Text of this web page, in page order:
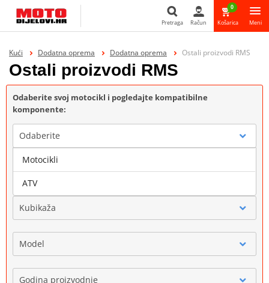
Pretraga
Pretraga Račun
0
Košarica Meni
Kući Dodatna oprema Dodatna oprema Ostali proizvodi RMS
Ostali proizvodi RMS
Odaberite svoj motocikl i pogledajte kompatibilne
komponente:
Odaberite
Marka
Kubikaža
Model
Godina proizvodnje
Motocikli
ATV